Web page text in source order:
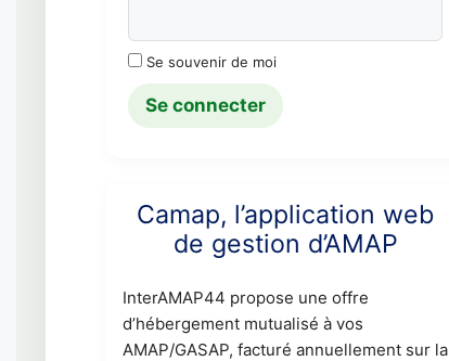
Se souvenir de moi
Camap, l’application web
de gestion d’AMAP
InterAMAP44 propose une offre
d’hébergement mutualisé à vos
AMAP/GASAP, facturé annuellement sur la